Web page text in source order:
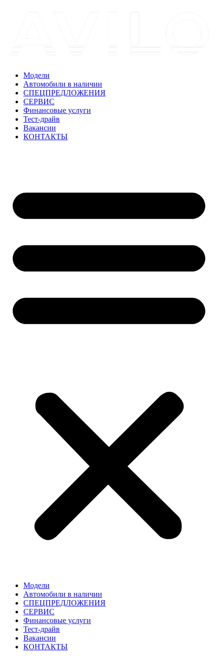
Модели
Автомобили в наличии
СПЕЦПРЕДЛОЖЕНИЯ
СЕРВИС
Финансовые услуги
Тест-драйв
Вакансии
КОНТАКТЫ
Модели
Автомобили в наличии
СПЕЦПРЕДЛОЖЕНИЯ
СЕРВИС
Финансовые услуги
Тест-драйв
Вакансии
КОНТАКТЫ